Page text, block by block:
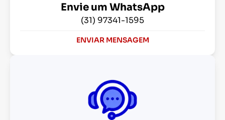
Envie um WhatsApp
(31) 97341-1595
ENVIAR MENSAGEM